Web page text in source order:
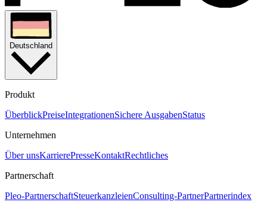
Deutschland
Produkt
ÜberblickPreiseIntegrationenSichere AusgabenStatus
Unternehmen
Über unsKarrierePresseKontaktRechtliches
Partnerschaft
Pleo-PartnerschaftSteuerkanzleienConsulting-PartnerPartnerindex